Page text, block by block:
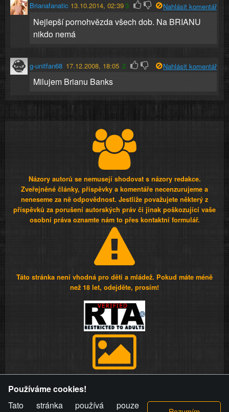
Brianafanatic 13.10.2014, 02:393 Nahlásit komentář
Nejlepší pornohvězda všech dob. Na BRIANU
nikdo nemá
g-unitfan68 17.12.2008, 18:05 2 Nahlásit komentář
Milujem Brianu Banks
Názory autorů se nemusejí shodovat s názory redakce.
Zveřejněné články, příspěvky a komentáře necenzurujeme a
neneseme za ně odpovědnost. Jestliže považujete některý z
příspěvků za porušení autorských práv či jinak poškozující vaše
osobní práva oznamte nám to přes kontaktní formulář.
Táto stránka není vhodná pro děti a mládež. Pokud máte méně
než 18 let, odejděte, prosím!
videa a komentáře. Osoba, které se toto opatření provozovatele
stránky týče, ani osoba, která umístila fotografii nebo video na
Používáme cookies!
Tato stránka používá pouze